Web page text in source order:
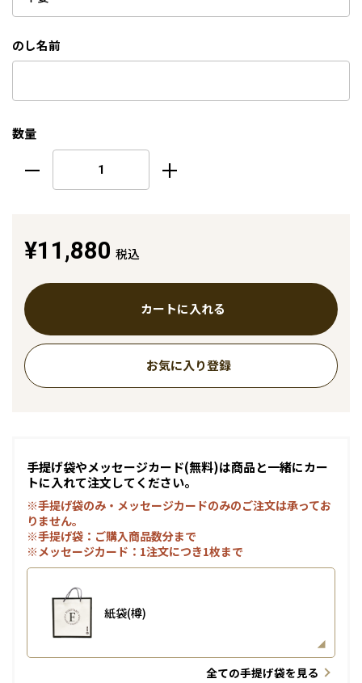
のし名前
数量
¥11,880 税込
カートに入れる
お気に入り登録
手提げ袋やメッセージカード(無料)は商品と一緒にカー
トに入れて注文してください。
※手提げ袋のみ・メッセージカードのみのご注文は承ってお
りません。
※手提げ袋：ご購入商品数分まで
※メッセージカード：1注文につき1枚まで
紙袋(樽)
全ての手提げ袋を見る